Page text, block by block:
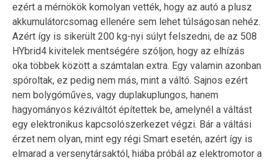
ezért a mérnökök komolyan vették, hogy az autó a plusz
akkumulátorcsomag ellenére sem lehet túlságosan nehéz.
Azért így is sikerült 200 kg-nyi súlyt felszedni, de az 508
HYbrid4 kivitelek mentségére szóljon, hogy az elhízás
oka többek között a számtalan extra. Egy valamin azonban
spóroltak, ez pedig nem más, mint a váltó. Sajnos ezért
nem bolygóműves, vagy duplakuplungos, hanem
hagyományos kéziváltót építettek be, amelynél a váltást
egy elektronikus kapcsolószerkezet végzi. Bár a váltási
érzet nem olyan, mint egy régi Smart esetén, azért így is
elmarad a versenytársaktól, hiába próbál az elektromotor a